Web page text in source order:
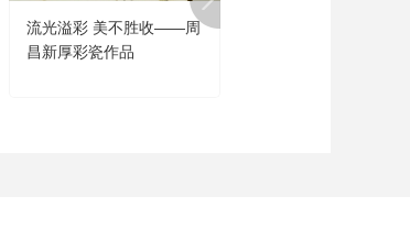
流光溢彩 美不胜收——周
昌新厚彩瓷作品